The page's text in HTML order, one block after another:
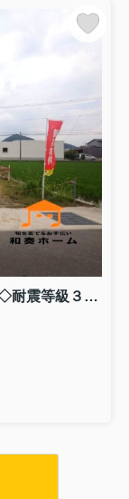
クレイドルガーデン高松市上林町第２◇耐震等級３取得の地震に強いオール電化住宅です！ １号棟